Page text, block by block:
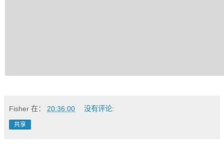
Fisher 在： 20:36:00 没有评论:
共享